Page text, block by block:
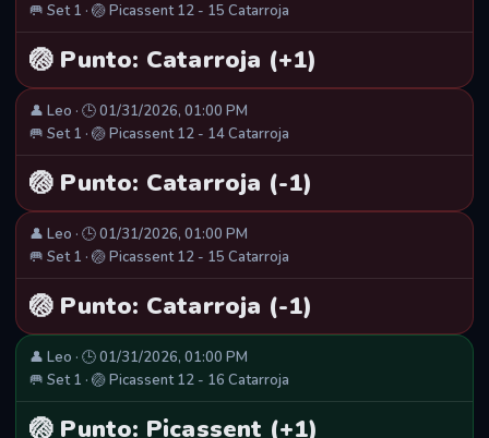
🥅 Set 1 · 🏐 Picassent 12 - 15 Catarroja
🏐 Punto: Catarroja (+1)
👤 Leo · 🕒 01/31/2026, 01:00 PM
🥅 Set 1 · 🏐 Picassent 12 - 14 Catarroja
🏐 Punto: Catarroja (-1)
👤 Leo · 🕒 01/31/2026, 01:00 PM
🥅 Set 1 · 🏐 Picassent 12 - 15 Catarroja
🏐 Punto: Catarroja (-1)
👤 Leo · 🕒 01/31/2026, 01:00 PM
🥅 Set 1 · 🏐 Picassent 12 - 16 Catarroja
🏐 Punto: Picassent (+1)